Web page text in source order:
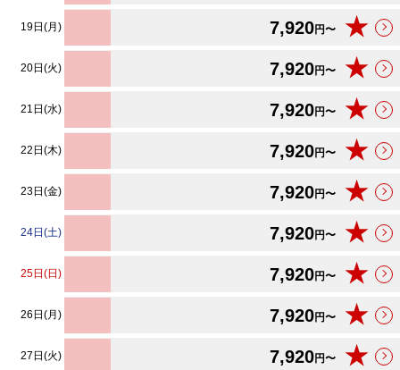
19日(月) 7,920円〜 ★
20日(火) 7,920円〜 ★
21日(水) 7,920円〜 ★
22日(木) 7,920円〜 ★
23日(金) 7,920円〜 ★
24日(土) 7,920円〜 ★
25日(日) 7,920円〜 ★
26日(月) 7,920円〜 ★
27日(火) 7,920円〜 ★